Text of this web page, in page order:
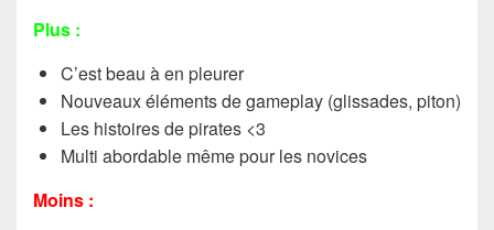
Plus :
C’est beau à en pleurer
Nouveaux éléments de gameplay (glissades, piton)
Les histoires de pirates <3
Multi abordable même pour les novices
Moins :